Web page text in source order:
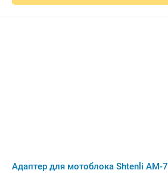
Адаптер для мотоблока Shtenli АМ-7